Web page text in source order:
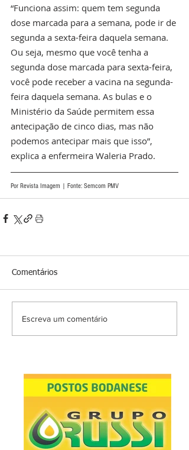
“Funciona assim: quem tem segunda
dose marcada para a semana, pode ir de
segunda a sexta-feira daquela semana.
Ou seja, mesmo que você tenha a
segunda dose marcada para sexta-feira,
você pode receber a vacina na segunda-
feira daquela semana. As bulas e o
Ministério da Saúde permitem essa
antecipação de cinco dias, mas não
podemos antecipar mais que isso”,
explica a enfermeira Waleria Prado.
Por Revista Imagem | Fonte: Semcom PMV
Comentários
Escreva um comentário